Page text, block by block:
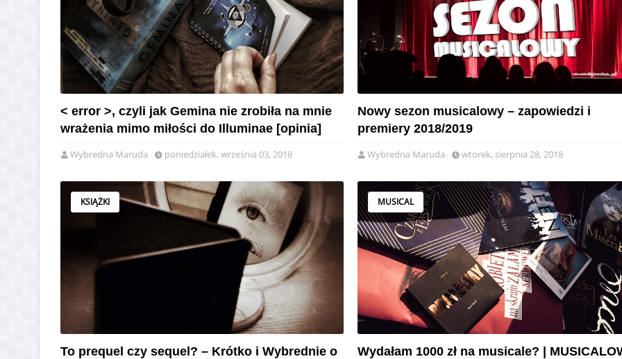
< error >, czyli jak Gemina nie zrobiła na mnie
wrażenia mimo miłości do Illuminae [opinia]
Wybredna Maruda poniedziałek, września 03, 2018
Nowy sezon musicalowy – zapowiedzi i
premiery 2018/2019
Wybredna Maruda wtorek, sierpnia 28, 2018
KSIĄŻKI
To prequel czy sequel? – Krótko i Wybrednie o
MUSICAL
Wydałam 1000 zł na musicale? |